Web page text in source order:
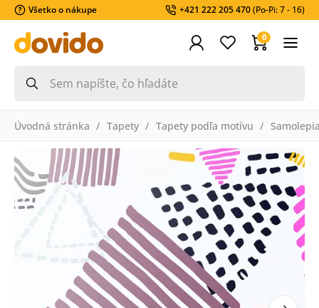
Všetko o nákupe +421 222 205 470(Po-Pi: 7 - 16)
0
Úvodná stránka Tapety Tapety podľa motívu